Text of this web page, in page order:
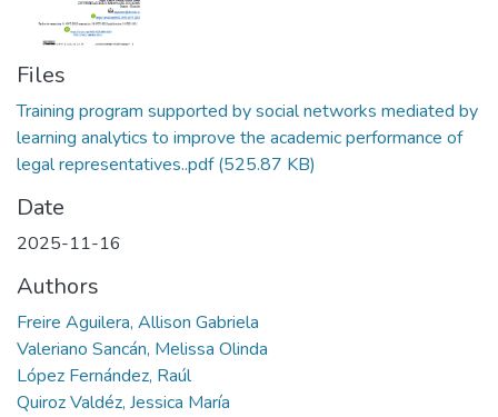
Files
Training program supported by social networks mediated by
learning analytics to improve the academic performance of
legal representatives..pdf(525.87 KB)
Date
2025-11-16
Authors
Freire Aguilera, Allison Gabriela
Valeriano Sancán, Melissa Olinda
López Fernández, Raúl
Quiroz Valdéz, Jessica María